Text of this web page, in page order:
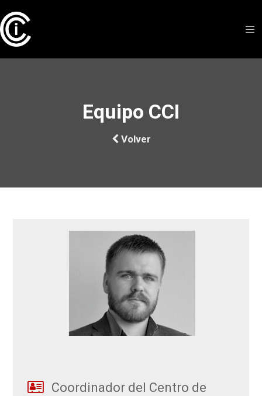
Equipo CCI
Volver
Coordinador del Centro de